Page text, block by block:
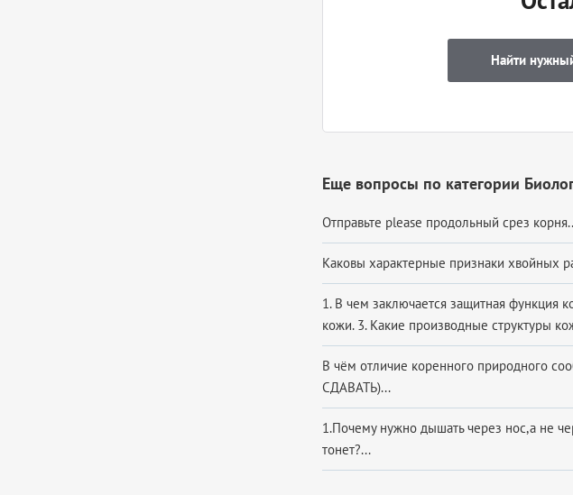
Найти
Еще вопросы по категории
Отправьте please продольный срез
Каковы характерные признаки хвойных
1. В чем заключается защитная функция
кожи. 3. Какие производные структуры
В чём отличие коренного природного
СДАВАТЬ)...
1.Почему нужно дышать через нос,а не
тонет?...